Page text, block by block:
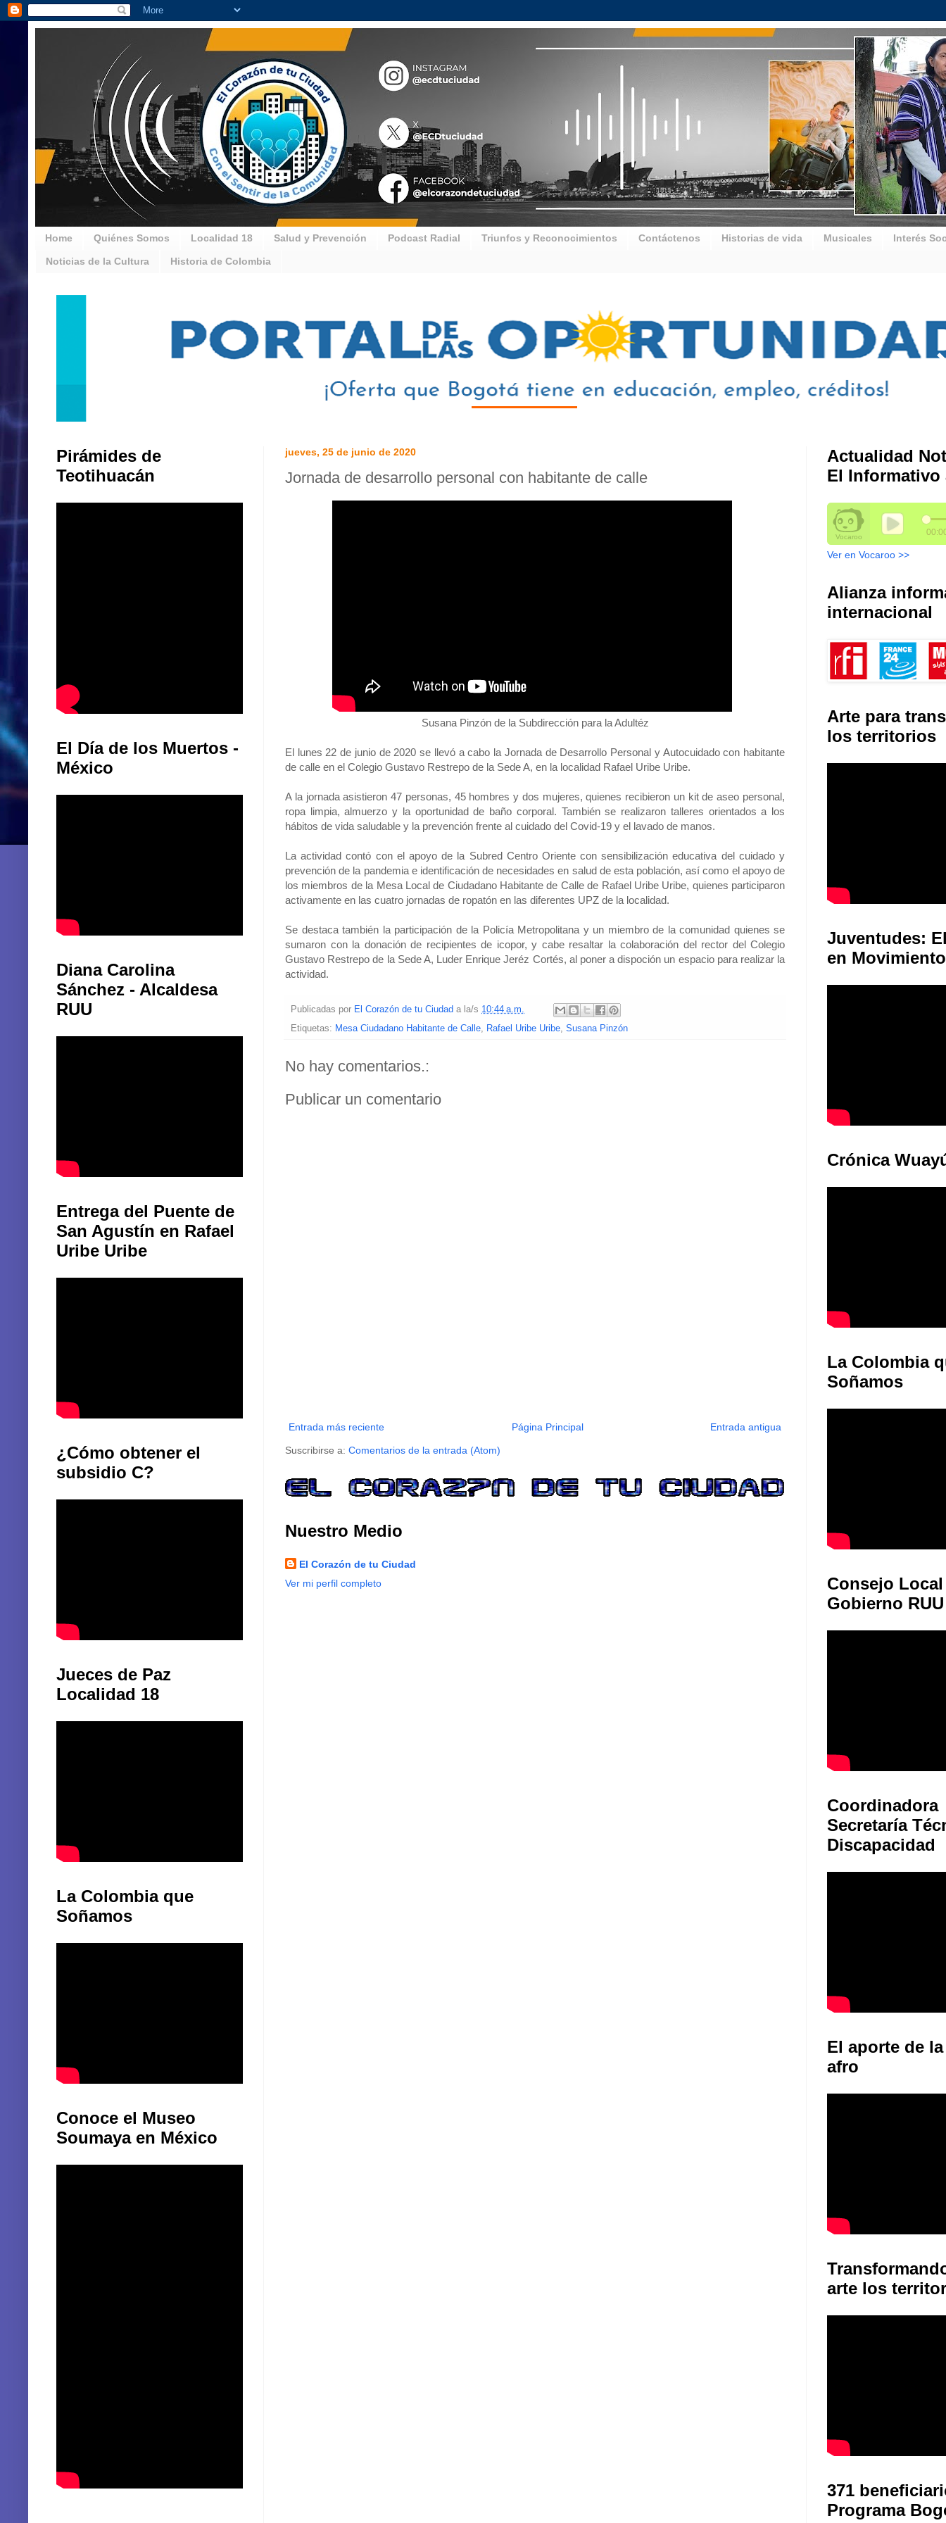
Home Quiénes Somos Localidad 18 Salud y Prevención Podcast Radial Triunfos y Reconocimientos Contáctenos Historias de vida Musicales Interés
Noticias de la Cultura Historia de Colombia
jueves, 25 de junio de 2020
Jornada de desarrollo personal con habitante de calle
Susana Pinzón de la Subdirección para la Adultéz
El lunes 22 de junio de 2020 se llevó a cabo la Jornada de Desarrollo Personal y Autocuidado con habitante
de calle en el Colegio Gustavo Restrepo de la Sede A, en la localidad Rafael Uribe Uribe.
A la jornada asistieron 47 personas, 45 hombres y dos mujeres, quienes recibieron un kit de aseo personal,
ropa limpia, almuerzo y la oportunidad de baño corporal. También se realizaron talleres orientados a los
hábitos de vida saludable y la prevención frente al cuidado del Covid-19 y el lavado de manos.
La actividad contó con el apoyo de la Subred Centro Oriente con sensibilización educativa del cuidado y
prevención de la pandemia e identificación de necesidades en salud de esta población, así como el apoyo de
los miembros de la Mesa Local de Ciudadano Habitante de Calle de Rafael Uribe Uribe, quienes participaron
activamente en las cuatro jornadas de ropatón en las diferentes UPZ de la localidad.
Se destaca también la participación de la Policía Metropolitana y un miembro de la comunidad quienes se
sumaron con la donación de recipientes de icopor, y cabe resaltar la colaboración del rector del Colegio
Gustavo Restrepo de la Sede A, Luder Enrique Jeréz Cortés, al poner a dispoción un espacio para realizar la
No hay comentarios.:
Publicar un comentario
Nuestro Medio
Pirámides de
Teotihuacán
El Día de los Muertos -
México
Diana Carolina
Sánchez - Alcaldesa
RUU
Entrega del Puente de
San Agustín en Rafael
Uribe Uribe
¿Cómo obtener el
subsidio C?
Jueces de Paz
Localidad 18
La Colombia que
Soñamos
Conoce el Museo
Soumaya en México
Actualidad
El Informativo
Alianza
internacional
Arte para
los territorios
Juventudes:
en Movimiento
Crónica
La Colombia
Soñamos
Consejo
Gobierno RUU
Coordinadora
Secretaría
Discapacidad
El aporte de
afro
arte los
371